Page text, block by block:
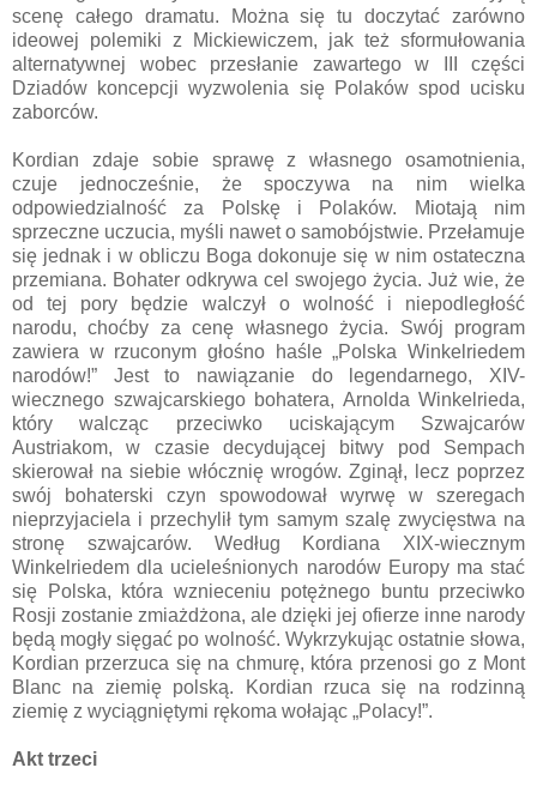
scenę całego dramatu. Można się tu doczytać zarówno
ideowej polemiki z Mickiewiczem, jak też sformułowania
alternatywnej wobec przesłanie zawartego w III części
Dziadów koncepcji wyzwolenia się Polaków spod ucisku
zaborców.
Kordian zdaje sobie sprawę z własnego osamotnienia,
czuje jednocześnie, że spoczywa na nim wielka
odpowiedzialność za Polskę i Polaków. Miotają nim
sprzeczne uczucia, myśli nawet o samobójstwie. Przełamuje
się jednak i w obliczu Boga dokonuje się w nim ostateczna
przemiana. Bohater odkrywa cel swojego życia. Już wie, że
od tej pory będzie walczył o wolność i niepodległość
narodu, choćby za cenę własnego życia. Swój program
zawiera w rzuconym głośno haśle „Polska Winkelriedem
narodów!” Jest to nawiązanie do legendarnego, XIV-
wiecznego szwajcarskiego bohatera, Arnolda Winkelrieda,
który walcząc przeciwko uciskającym Szwajcarów
Austriakom, w czasie decydującej bitwy pod Sempach
skierował na siebie włócznię wrogów. Zginął, lecz poprzez
swój bohaterski czyn spowodował wyrwę w szeregach
nieprzyjaciela i przechylił tym samym szalę zwycięstwa na
stronę szwajcarów. Według Kordiana XIX-wiecznym
Winkelriedem dla ucieleśnionych narodów Europy ma stać
się Polska, która wznieceniu potężnego buntu przeciwko
Rosji zostanie zmiażdżona, ale dzięki jej ofierze inne narody
będą mogły sięgać po wolność. Wykrzykując ostatnie słowa,
Kordian przerzuca się na chmurę, która przenosi go z Mont
Blanc na ziemię polską. Kordian rzuca się na rodzinną
ziemię z wyciągniętymi rękoma wołając „Polacy!”.
Akt trzeci